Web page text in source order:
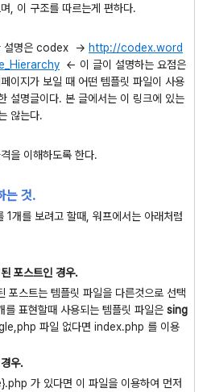
, 이 구조를 따르는게 편하다.
설명은 codex -> http://codex.word
<- 이 글이 설명하는 요점은
이지가 보일 때 어떤 템플릿 파일이 사용
설명글이다. 본 글에서는 이 링크에 있는
않는다.
을 이해하도록 한다.
는 것.
1개를 보려고 할때, 워프에서는 아래처럼
포스트인 경우.
포스트는 템플릿 파일을 다른것으로 선택
를 표현할때 사용되는 템플릿 파일은 sing
파일 없다면 index.php 를 이용
우.
가 있다면 이 파일을 이용하여 먼저